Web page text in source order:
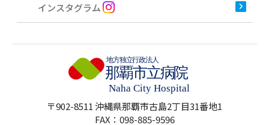
インスタグラム
〒902-8511 沖縄県那覇市古島2丁目31番地1
FAX：098-885-9596